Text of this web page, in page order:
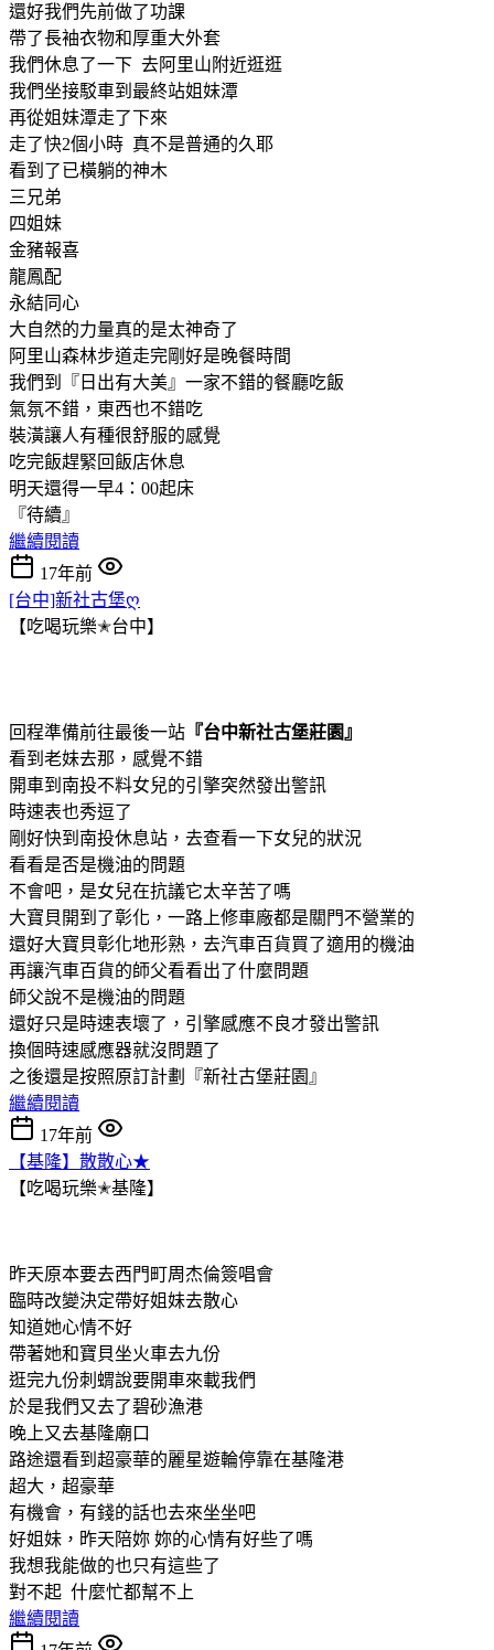
還好我們先前做了功課
帶了長袖衣物和厚重大外套
我們休息了一下 去阿里山附近逛逛
我們坐接駁車到最終站姐妹潭
再從姐妹潭走了下來
走了快2個小時 真不是普通的久耶
看到了已橫躺的神木
三兄弟
四姐妹
金豬報喜
龍鳳配
永結同心
大自然的力量真的是太神奇了
阿里山森林步道走完剛好是晚餐時間
我們到『日出有大美』一家不錯的餐廳吃飯
氣氛不錯，東西也不錯吃
裝潢讓人有種很舒服的感覺
吃完飯趕緊回飯店休息
明天還得一早4：00起床
『待續』
繼續閱讀
17年前
[台中]新社古堡ღ
【吃喝玩樂✭台中】
回程準備前往最後一站 『台中新社古堡莊園』
看到老妹去那，感覺不錯
開車到南投不料女兒的引擎突然發出警訊
時速表也秀逗了
剛好快到南投休息站，去查看一下女兒的狀況
看看是否是機油的問題
不會吧，是女兒在抗議它太辛苦了嗎
大寶貝開到了彰化，一路上修車廠都是關門不營業的
還好大寶貝彰化地形熟，去汽車百貨買了適用的機油
再讓汽車百貨的師父看看出了什麼問題
師父說不是機油的問題
還好只是時速表壞了，引擎感應不良才發出警訊
換個時速感應器就沒問題了
之後還是按照原訂計劃『新社古堡莊園』
繼續閱讀
17年前
【基隆】散散心★
【吃喝玩樂✭基隆】
昨天原本要去西門町周杰倫簽唱會
臨時改變決定帶好姐妹去散心
知道她心情不好
帶著她和寶貝坐火車去九份
逛完九份刺蝟說要開車來載我們
於是我們又去了碧砂漁港
晚上又去基隆廟口
路途還看到超豪華的麗星遊輪停靠在基隆港
超大，超豪華
有機會，有錢的話也去來坐坐吧
好姐妹，昨天陪妳 妳的心情有好些了嗎
我想我能做的也只有這些了
對不起 什麼忙都幫不上
繼續閱讀